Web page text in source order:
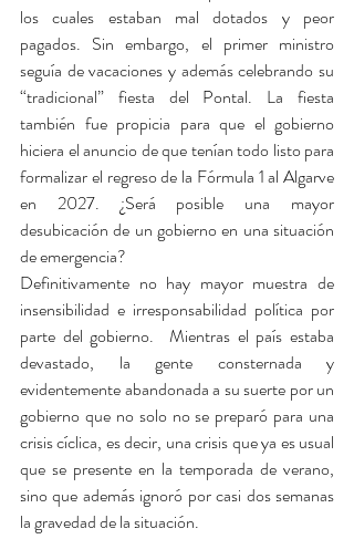
los cuales estaban mal dotados y peor
pagados. Sin embargo, el primer ministro
seguía de vacaciones y además celebrando su
“tradicional” fiesta del Pontal. La fiesta
también fue propicia para que el gobierno
hiciera el anuncio de que tenían todo listo para
formalizar el regreso de la Fórmula 1 al Algarve
en 2027. ¿Será posible una mayor
desubicación de un gobierno en una situación
de emergencia?
Definitivamente no hay mayor muestra de
insensibilidad e irresponsabilidad política por
parte del gobierno.  Mientras el país estaba
devastado, la gente consternada y
evidentemente abandonada a su suerte por un
gobierno que no solo no se preparó para una
crisis cíclica, es decir, una crisis que ya es usual
que se presente en la temporada de verano,
sino que además ignoró por casi dos semanas
la gravedad de la situación.